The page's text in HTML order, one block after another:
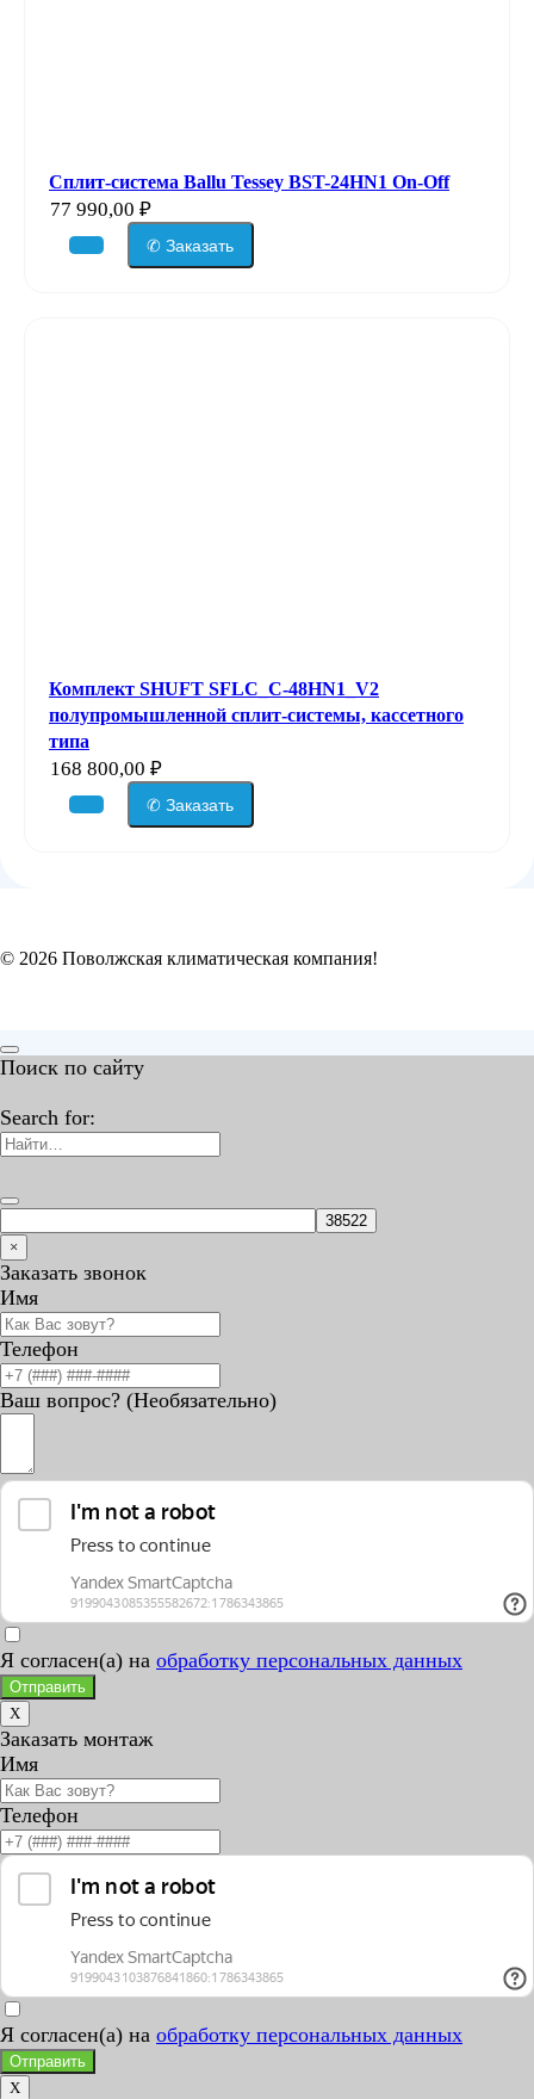
Сплит-система Ballu Tessey BST-24HN1 On-Off
77 990,00 ₽
✆ Заказать
Комплект SHUFT SFLC_C-48HN1_V2
полупромышленной сплит-системы, кассетного
типа
168 800,00 ₽
✆ Заказать
© 2026 Поволжская климатическая компания!
Поиск по сайту
Search for:
×
Заказать звонок
Имя
Телефон
Ваш вопрос? (Необязательно)
Я согласен(а) на обработку персональных данных
Отправить
X
Заказать монтаж
Имя
Телефон
Я согласен(а) на обработку персональных данных
Отправить
X